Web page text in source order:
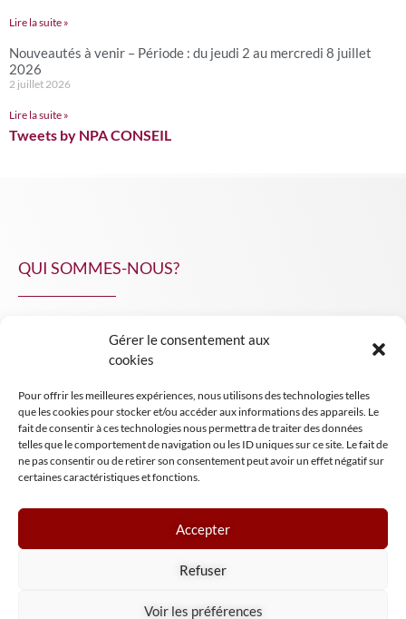
Gérer le consentement aux
cookies
Pour offrir les meilleures expériences, nous utilisons des technologies telles
que les cookies pour stocker et/ou accéder aux informations des appareils. Le
fait de consentir à ces technologies nous permettra de traiter des données
telles que le comportement de navigation ou les ID uniques sur ce site. Le fait de
ne pas consentir ou de retirer son consentement peut avoir un effet négatif sur
certaines caractéristiques et fonctions.
Accepter
Refuser
Voir les préférences
Lire la suite »
Nouveautés à venir – Période : du jeudi 2 au mercredi 8 juillet
2026
2 juillet 2026
Lire la suite »
Tweets by NPA CONSEIL
QUI SOMMES-NOUS?
INSIGHT NPA
Mentions légales
Tous droits réservés NPA Conseil